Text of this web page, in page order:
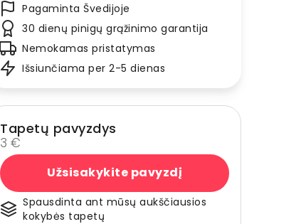
Pagaminta Švedijoje
30 dienų pinigų grąžinimo garantija
Nemokamas pristatymas
Išsiunčiama per 2-5 dienas
Tapetų pavyzdys
3 €
Užsisakykite pavyzdį
Spausdinta ant mūsų aukščiausios
kokybės tapetų